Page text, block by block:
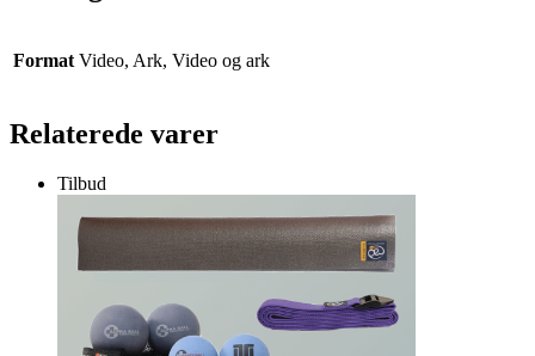
Format Video, Ark, Video og ark
Relaterede varer
Tilbud